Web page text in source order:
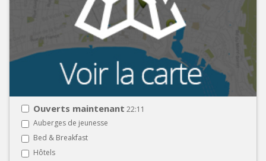
Ouverts maintenant 22:11
Auberges de jeunesse
Bed & Breakfast
Hôtels